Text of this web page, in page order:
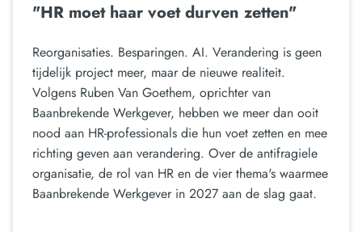
"HR moet haar voet durven zetten"
Reorganisaties. Besparingen. AI. Verandering is geen
tijdelijk project meer, maar de nieuwe realiteit.
Volgens Ruben Van Goethem, oprichter van
Baanbrekende Werkgever, hebben we meer dan ooit
nood aan HR-professionals die hun voet zetten en mee
richting geven aan verandering. Over de antifragiele
organisatie, de rol van HR en de vier thema's waarmee
Baanbrekende Werkgever in 2027 aan de slag gaat.